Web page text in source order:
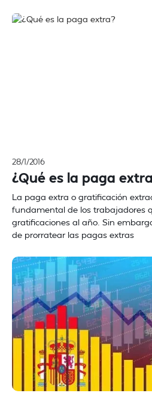
28/1/2016
¿Qué es la paga
La paga extra o gratificación
fundamental de los trabajadores
gratificaciones al año. Sin
de prorratear las pagas extras